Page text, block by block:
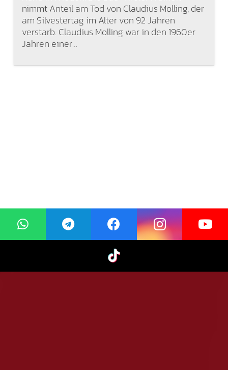
nimmt Anteil am Tod von Claudius Molling, der
am Silvestertag im Alter von 92 Jahren
verstarb. Claudius Molling war in den 1960er
Jahren einer…